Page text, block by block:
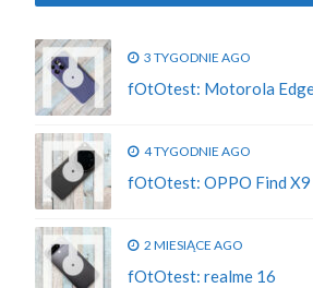
3 TYGODNIE AGO
fOtOtest: Motorola
4 TYGODNIE AGO
fOtOtest: OPPO Find
2 MIESIĄCE AGO
fOtOtest: realme 16